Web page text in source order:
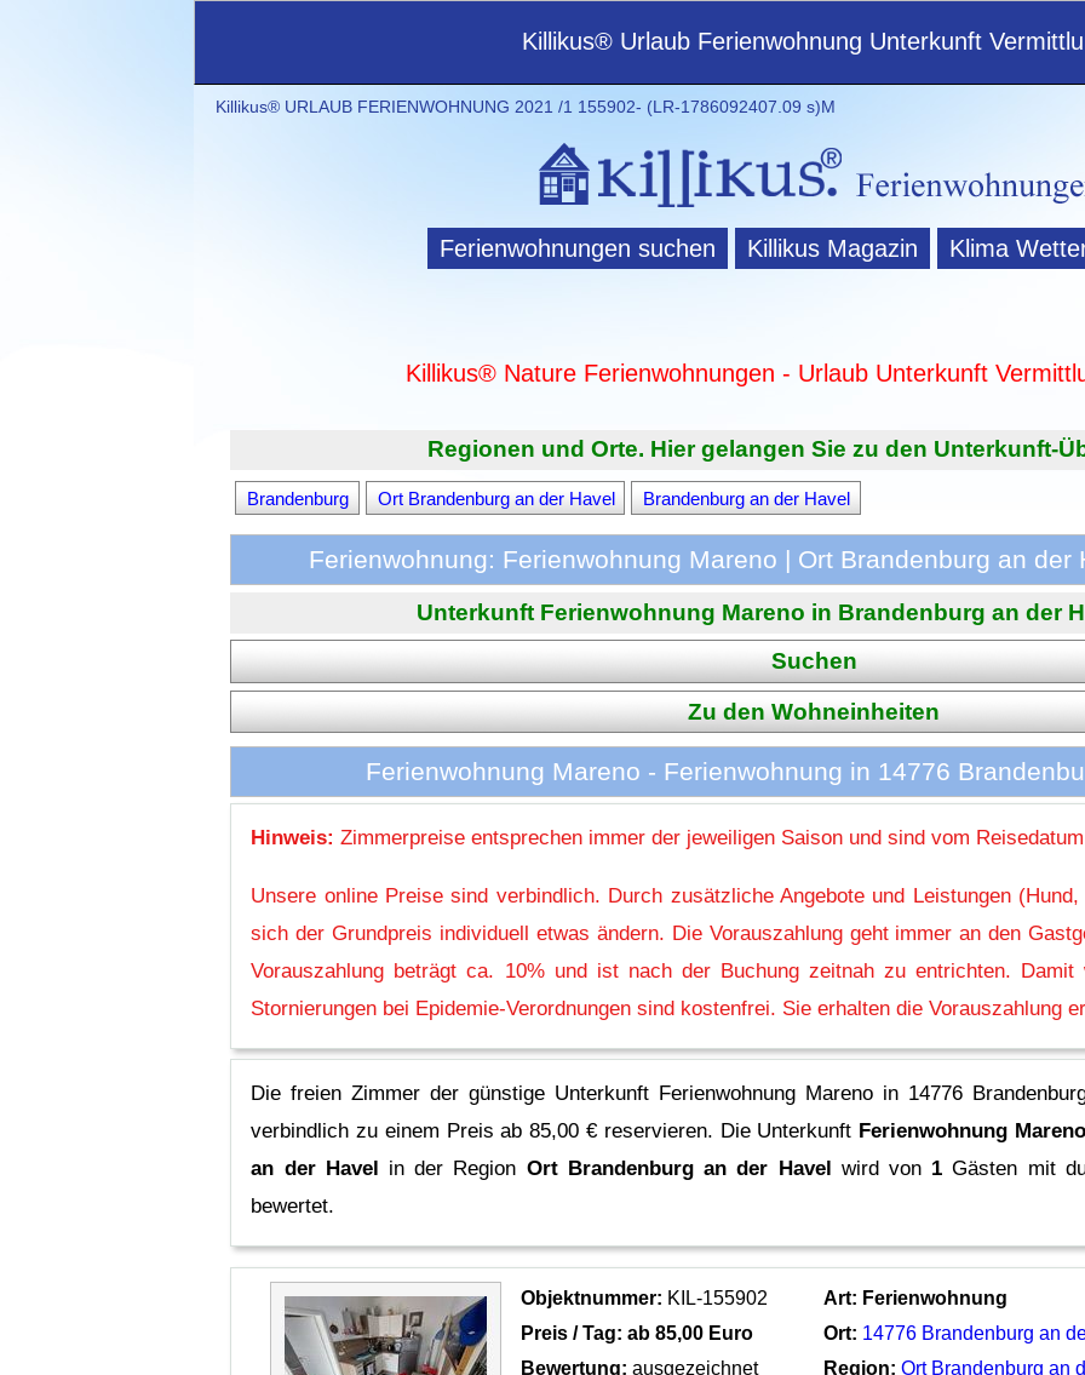
Killikus® Urlaub Ferienwohnung Unterkunft
Killikus® URLAUB FERIENWOHNUNG 2021 /1 155902- (LR-1786092407.09 s)M
Ferienwohnungen suchen Killikus Magazin Klima
Killikus® Nature Ferienwohnungen - Urlaub Unterkunft
Regionen und Orte. Hier gelangen Sie zu den Unterkunft-
Brandenburg Ort Brandenburg an der Havel Brandenburg an der Havel
Ferienwohnung: Ferienwohnung Mareno | Ort Brandenburg an der
Unterkunft Ferienwohnung Mareno in Brandenburg an der
Suchen
Zu den Wohneinheiten
Ferienwohnung Mareno - Ferienwohnung in 14776
Hinweis: Zimmerpreise entsprechen immer der jeweiligen Saison und sind vom
Unsere online Preise sind verbindlich. Durch zusätzliche Angebote und Leistungen
sich der Grundpreis individuell etwas ändern. Die Vorauszahlung geht immer an den
Vorauszahlung beträgt ca. 10% und ist nach der Buchung zeitnah zu entrichten.
Stornierungen bei Epidemie-Verordnungen sind kostenfrei. Sie erhalten die Vorauszahlung
Die freien Zimmer der günstige Unterkunft Ferienwohnung Mareno in 14776
verbindlich zu einem Preis ab 85,00 € reservieren. Die Unterkunft Ferienwohnung Mareno
an der Havel in der Region Ort Brandenburg an der Havel wird von 1 Gästen mit
bewertet.
Objektnummer: KIL-155902
Preis / Tag: ab 85,00 Euro
Bewertung: ausgezeichnet
Art: Ferienwohnung
Ort: 14776 Brandenburg an
Region: Ort Brandenburg an